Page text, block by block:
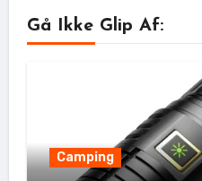
Gå Ikke Glip Af:
Camping